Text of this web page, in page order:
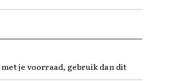
met je voorraad, gebruik dan dit